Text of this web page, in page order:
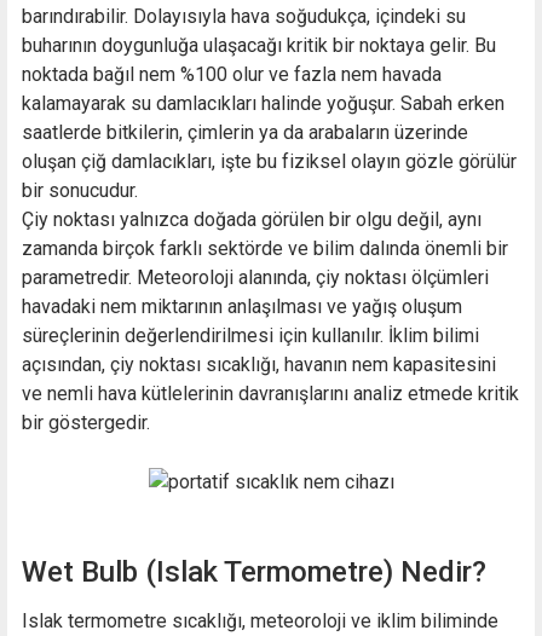
barındırabilir. Dolayısıyla hava soğudukça, içindeki su
buharının doygunluğa ulaşacağı kritik bir noktaya gelir. Bu
noktada bağıl nem %100 olur ve fazla nem havada
kalamayarak su damlacıkları halinde yoğuşur. Sabah erken
saatlerde bitkilerin, çimlerin ya da arabaların üzerinde
oluşan çiğ damlacıkları, işte bu fiziksel olayın gözle görülür
bir sonucudur.
Çiy noktası yalnızca doğada görülen bir olgu değil, aynı
zamanda birçok farklı sektörde ve bilim dalında önemli bir
parametredir. Meteoroloji alanında, çiy noktası ölçümleri
havadaki nem miktarının anlaşılması ve yağış oluşum
süreçlerinin değerlendirilmesi için kullanılır. İklim bilimi
açısından, çiy noktası sıcaklığı, havanın nem kapasitesini
ve nemli hava kütlelerinin davranışlarını analiz etmede kritik
bir göstergedir.
Wet Bulb (Islak Termometre) Nedir?
Islak termometre sıcaklığı, meteoroloji ve iklim biliminde